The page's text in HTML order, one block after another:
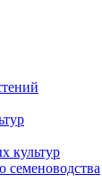
культур
семеноводства